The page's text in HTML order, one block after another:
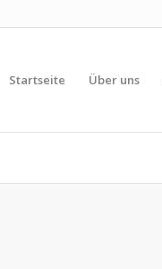
Startseite Über uns